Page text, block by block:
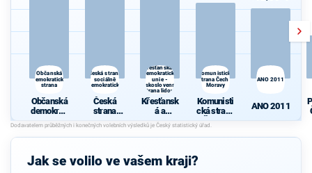
Občanská
demokratická
strana
Občanská
demokrati
cká strana
Česká strana
sociálně
demokratická
Česká
strana
sociálně
demokrati
cká
Křesťanská a
demokratická
unie -
Československá
strana lidová
Křesťansk
á a
demokrati
cká unie -
Českoslov
strana
Komunistická
strana Čech a
Moravy
Komunisti
cká strana
Čech a
Moravy
ANO 2011
ANO 2011
Jak se volilo ve vašem kraji?